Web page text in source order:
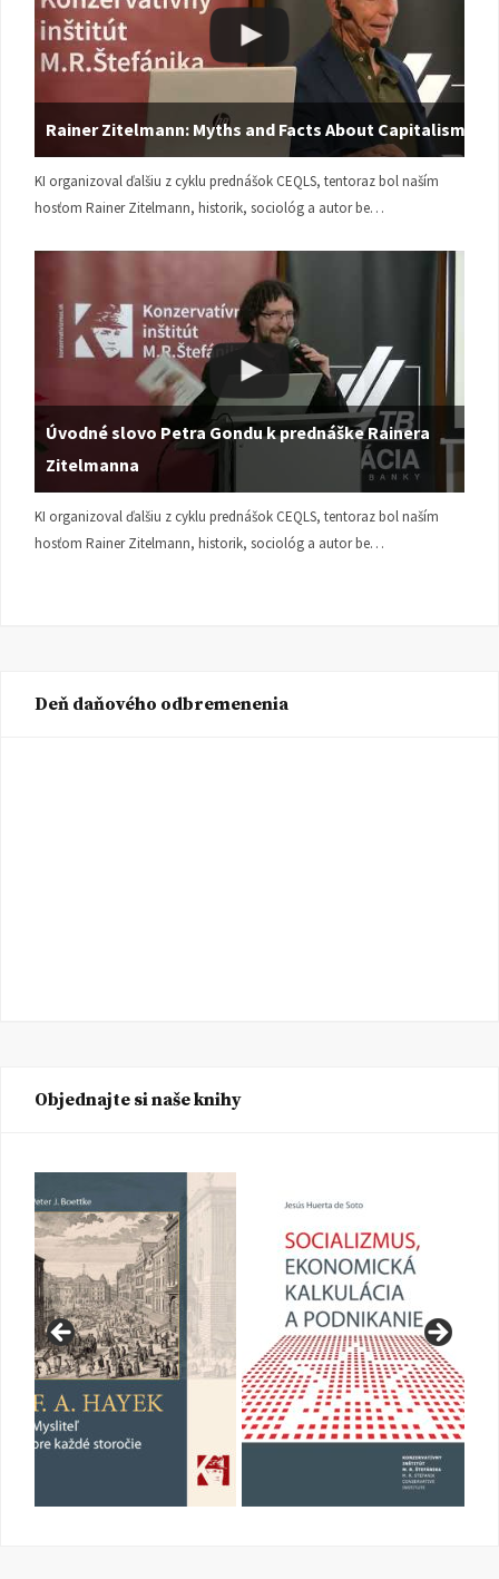
Rainer Zitelmann: Myths and Facts About Capitalism
KI organizoval ďalšiu z cyklu prednášok CEQLS, tentoraz bol naším
hosťom Rainer Zitelmann, historik, sociológ a autor be…
Úvodné slovo Petra Gondu k prednáške Rainera
Zitelmanna
KI organizoval ďalšiu z cyklu prednášok CEQLS, tentoraz bol naším
hosťom Rainer Zitelmann, historik, sociológ a autor be…
Deň daňového odbremenenia
Objednajte si naše knihy